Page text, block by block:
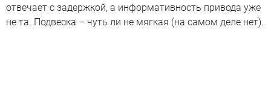
отвечает с задержкой, а информативность привода уже
не та. Подвеска – чуть ли не мягкая (на самом деле нет).